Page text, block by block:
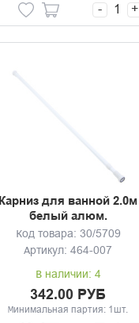
- +
Карниз для ванной 2.0м
белый алюм.
Код товара: 30/5709
Артикул: 464-007
В наличии: 4
342.00 РУБ
Минимальная партия: 1шт.